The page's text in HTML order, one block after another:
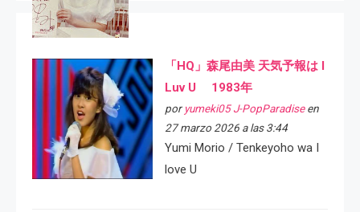
「HQ」森尾由美 天気予報は I
Luv U 1983年
por yumeki05 J-PopParadiseen
27 marzo 2026 a las 3:44
Yumi Morio / Tenkeyoho wa I
love U